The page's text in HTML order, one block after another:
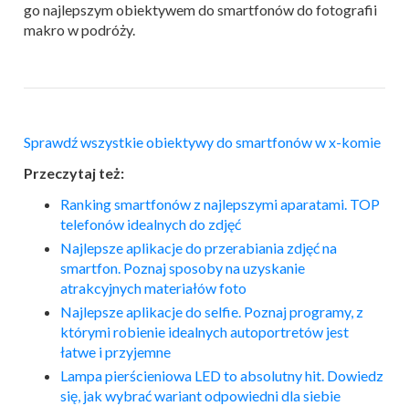
go najlepszym obiektywem do smartfonów do fotografii
makro w podróży.
Sprawdź wszystkie obiektywy do smartfonów w x-komie
Przeczytaj też:
Ranking smartfonów z najlepszymi aparatami. TOP
telefonów idealnych do zdjęć
Najlepsze aplikacje do przerabiania zdjęć na
smartfon. Poznaj sposoby na uzyskanie
atrakcyjnych materiałów foto
Najlepsze aplikacje do selfie. Poznaj programy, z
którymi robienie idealnych autoportretów jest
łatwe i przyjemne
Lampa pierścieniowa LED to absolutny hit. Dowiedz
się, jak wybrać wariant odpowiedni dla siebie